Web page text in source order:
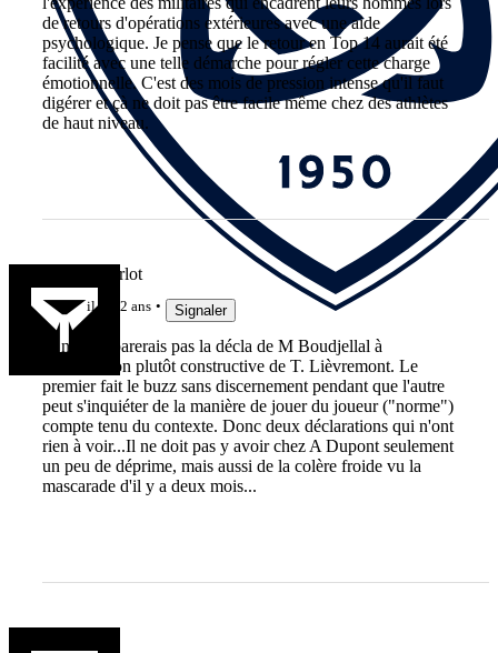
de retours d'opérations extérieures avec une aide
psychologique. Je pense que le retour en Top 14 aurait été
facilité avec une telle démarche pour régler cette charge
émotionnelle. C'est des mois de pression intense qu'il faut
digérer et çà ne doit pas être facile même chez des athlètes
de haut niveau.
Sweet Charlot
il y a 2 ans Signaler
Je ne comparerais pas la décla de M Boudjellal à
l'observation plutôt constructive de T. Lièvremont. Le
premier fait le buzz sans discernement pendant que l'autre
peut s'inquiéter de la manière de jouer du joueur ("norme")
compte tenu du contexte. Donc deux déclarations qui n'ont
rien à voir...Il ne doit pas y avoir chez A Dupont seulement
un peu de déprime, mais aussi de la colère froide vu la
mascarade d'il y a deux mois...